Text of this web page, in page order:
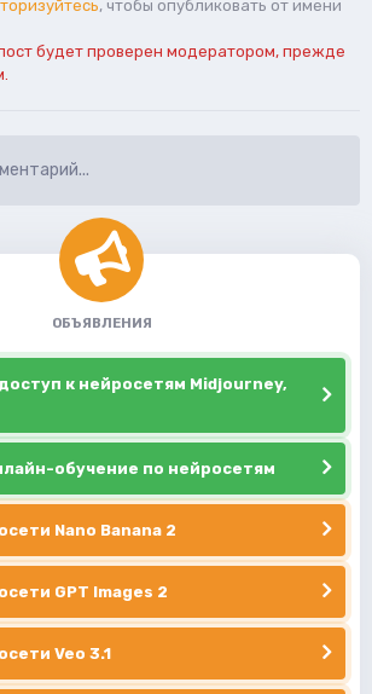
, чтобы опубликовать от имени
будет проверен модератором, прежде
ОБЪЯВЛЕНИЯ
к нейросетям Midjourney,
обучение по нейросетям
Nano Banana 2
GPT Images 2
Veo 3.1